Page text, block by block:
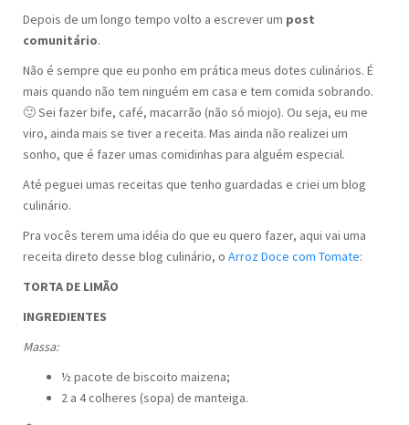
Depois de um longo tempo volto a escrever um post
comunitário.
Não é sempre que eu ponho em prática meus dotes culinários. É
mais quando não tem ninguém em casa e tem comida sobrando.
🙂 Sei fazer bife, café, macarrão (não só miojo). Ou seja, eu me
viro, ainda mais se tiver a receita. Mas ainda não realizei um
sonho, que é fazer umas comidinhas para alguém especial.
Até peguei umas receitas que tenho guardadas e criei um blog
culinário.
Pra vocês terem uma idéia do que eu quero fazer, aqui vai uma
receita direto desse blog culinário, o Arroz Doce com Tomate:
TORTA DE LIMÃO
INGREDIENTES
Massa:
½ pacote de biscoito maizena;
2 a 4 colheres (sopa) de manteiga.